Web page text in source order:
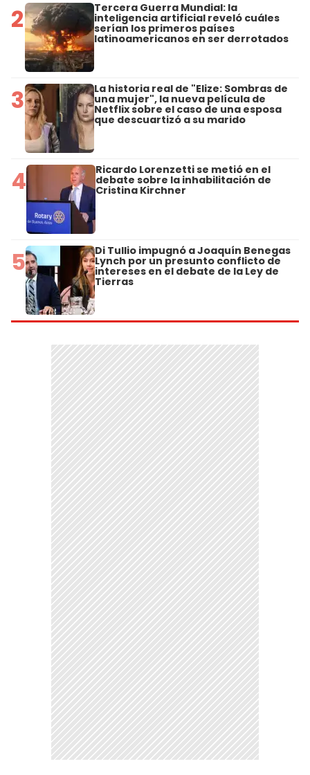
2 Tercera Guerra Mundial: la
inteligencia artificial reveló cuáles
serían los primeros países
latinoamericanos en ser derrotados
3 La historia real de "Elize: Sombras de
una mujer", la nueva película de
Netflix sobre el caso de una esposa
que descuartizó a su marido
4 Ricardo Lorenzetti se metió en el
debate sobre la inhabilitación de
Cristina Kirchner
5 Di Tullio impugnó a Joaquín Benegas
Lynch por un presunto conflicto de
intereses en el debate de la Ley de
Tierras